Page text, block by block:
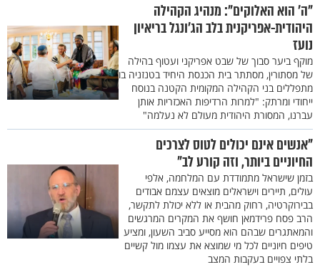
"ה' הוא האלוקים": מנהיג הקהילה
היהודית-אפריקנית בלב הג'ונגל בריאיון
נועז
מוקף ביער סבוך של שבט אפריקני ועטוף בהילה
של מסתורין, מסתתר בית הכנסת היחיד בטנזניה בו
מתפללים בני הקהילה המקומית הקטנה בנוסח
ייחודי ומרתק: "למרות הרדיפות האכזריות אותן
עברנו, המסורת היהודית מעולם לא נעלמה"
"אנשים אינם יכולים לטוס לצרכים
החיוניים ביותר, וזה קורע לב"
בזמן שישראל מתמודדת עם המלחמה, אלפי
עולים, תיירים וישראלים מוצאים עצמם אבודים
בבירוקרטיה, רחוק מהבית או ללא יכולת לתקשר,
הרב פסח פרידמאן חושף את המקרים המרגשים
והמאתגרים שבהם הוא מסייע סביב השעון, ומציע
טיפים חיוניים לכל מי שמוצא את עצמו מול קשיים
בלתי צפויים בעקבות המצב